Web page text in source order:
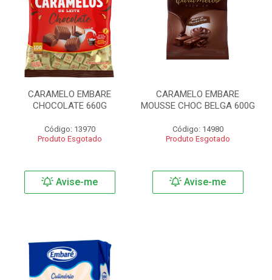
CARAMELO EMBARE
CHOCOLATE 660G
Código: 13970
Produto Esgotado
Avise-me
CARAMELO EMBARE
MOUSSE CHOC BELGA 600G
Código: 14980
Produto Esgotado
Avise-me